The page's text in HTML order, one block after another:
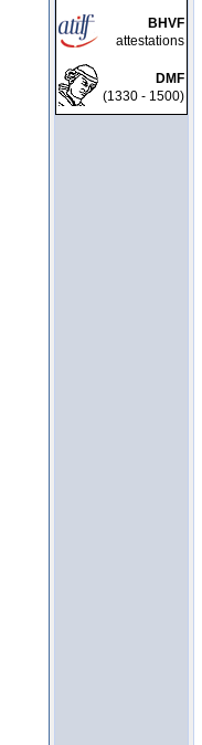
BHVF
attestations
DMF
(1330 - 1500)